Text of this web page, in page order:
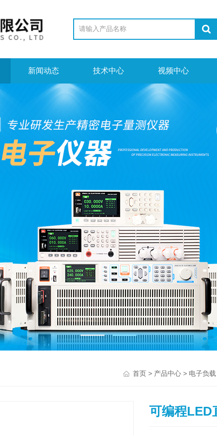
新闻动态 技术中心 视频中心
首页> 产品中心> 电子负载
可编程LED